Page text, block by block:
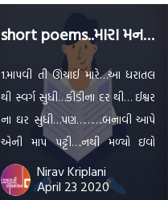
short poems..મારા મનની ઝરમર…
1.માપવી તી ઊંચાઈ મારે…આ ધરાતલ
થી સ્વર્ગ સુધી…કીડીના દર થી… ઈશ્વર
ના ઘર સુધી…પણ……….બનાવી આપે
એની માપ પટ્ટી….નથી મળ્યો ઇવો
કારીગર હજી સુધી….2. મનતો એક
આઝાદ વિહરતું પંખી છે…એને બાંધીને
Nirav Kriplani
April 23 2020